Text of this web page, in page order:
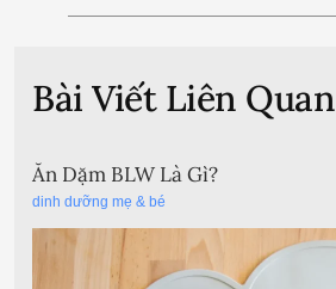
Bài Viết Liên Quan
Ăn Dặm BLW Là Gì?
dinh dưỡng mẹ & bé